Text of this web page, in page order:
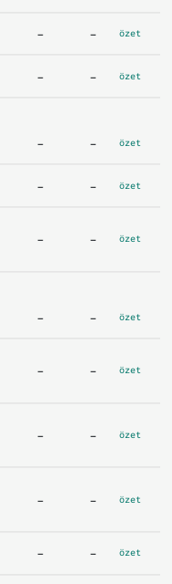
- - özet
- - özet
- - özet
- - özet
- - özet
- - özet
- - özet
- - özet
- - özet
- - özet